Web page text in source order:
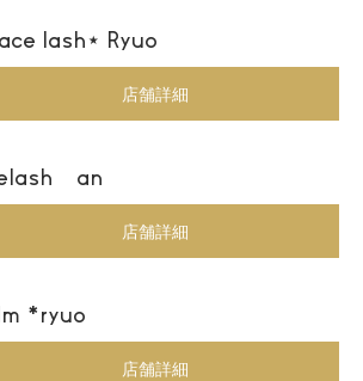
lash⋆ Ryuo
店舗詳細
an
店舗詳細
*ryuo
店舗詳細